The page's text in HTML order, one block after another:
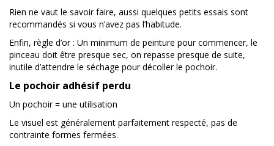
Rien ne vaut le savoir faire, aussi quelques petits essais sont
recommandés si vous n’avez pas l’habitude.
Enfin, règle d’or : Un minimum de peinture pour commencer, le
pinceau doit être presque sec, on repasse presque de suite,
inutile d’attendre le séchage pour décoller le pochoir.
Le pochoir adhésif perdu
Un pochoir = une utilisation
Le visuel est généralement parfaitement respecté, pas de
contrainte formes fermées.